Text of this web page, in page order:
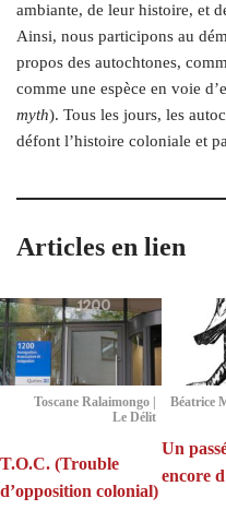
ambiante, de leur histoire, et
Ainsi, nous participons au
propos des autochtones,
comme une espèce en voie
myth). Tous les jours, les
défont l’histoire coloniale et
Articles en lien
Toscane Ralaimongo |
Le Délit
T.O.C. (Trouble
d’opposition colonial)
Béatrice
Un
encore